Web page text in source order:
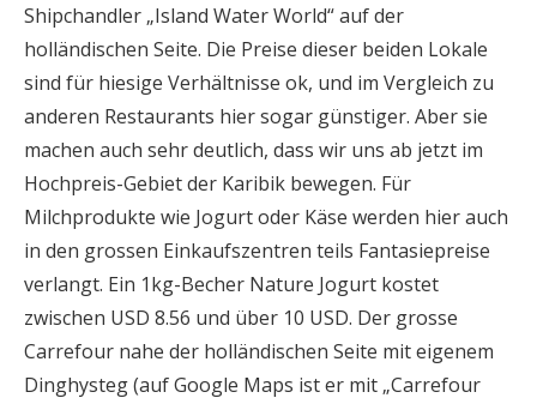
Shipchandler „Island Water World“ auf der
holländischen Seite. Die Preise dieser beiden Lokale
sind für hiesige Verhältnisse ok, und im Vergleich zu
anderen Restaurants hier sogar günstiger. Aber sie
machen auch sehr deutlich, dass wir uns ab jetzt im
Hochpreis-Gebiet der Karibik bewegen. Für
Milchprodukte wie Jogurt oder Käse werden hier auch
in den grossen Einkaufszentren teils Fantasiepreise
verlangt. Ein 1kg-Becher Nature Jogurt kostet
zwischen USD 8.56 und über 10 USD. Der grosse
Carrefour nahe der holländischen Seite mit eigenem
Dinghysteg (auf Google Maps ist er mit „Carrefour